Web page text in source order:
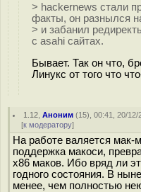
> hackernews стали
факты, он разнылся
> и забанил
с asahi сайтах.
Бывает. Так он что,
Линукс от того что
1.12 ,Аноним (15), 00:41, 20/12/
[к модератору]
На работе валяется мак-
поддержка макоси,
x86 маков. Ибо вряд ли
годного состояния. В
менее, чем полностью